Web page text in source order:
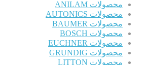
محصولات ANILAM
محصولات AUTONICS
محصولات BAUMER
محصولات BOSCH
محصولات EUCHNER
محصولات GRUNDIG
محصولات LITTON